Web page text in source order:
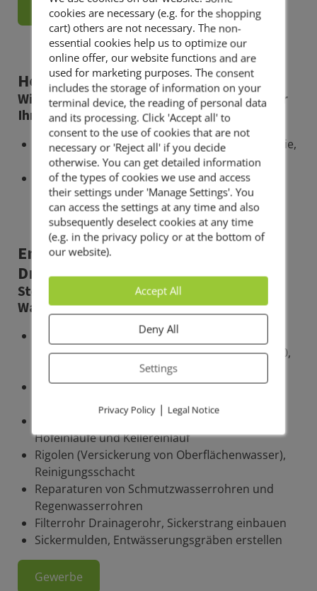
Gewerbe
Holzterrassen
Wir suchen mit Ihnen das passende Holz für
Ihre Terrasse aus.
Terrassen aus Holz (Bangkirai, Lärche, Douglasie,
Zeder) und WPC (Holz-Kunststoffgemisch)
Carports, Gartenhäuser, Pavillons
Entwässerung, Abwasserkanal,
Drainage, Kanalarbeiten
Steter Tropfen höhlt den Stein. Wir lenken
Wasser.
Verlegung von Regenwasserleitung und
Schmutzwasserleitung aus KG Rohren, KG 2000,
Tonrohren, Betonrohren
Setzen von Revisionsschacht, Sickerschacht,
Kontrollschacht
Entwässerungsrinnen, Straßeneinlauf,
Hofeinläufe und Kellereinlauf
Rigolen (Versickerung von Oberflächenwasser),
Reinigungsschacht
Reparaturen von Schmutzwasserrohren und
Regenwasserrohren
Filterrohr Drainagerohr, Sickerstrang einbauen
Sickermulden, Entwässerungsgräben erstellen
Gewerbe
cookies are necessary (e.g. for the shopping
cart) others are not necessary. The non-
essential cookies help us to optimize our
online offer, our website functions and are
used for marketing purposes. The consent
includes the storage of information on your
terminal device, the reading of personal data
and its processing. Click 'Accept all' to
consent to the use of cookies that are not
necessary or 'Reject all' if you decide
otherwise. You can get detailed information
of the types of cookies we use and access
their settings under 'Manage Settings'. You
can access the settings at any time and also
subsequently deselect cookies at any time
(e.g. in the privacy policy or at the bottom of
our website).
Accept All
Deny All
Settings
Privacy Policy| Legal Notice